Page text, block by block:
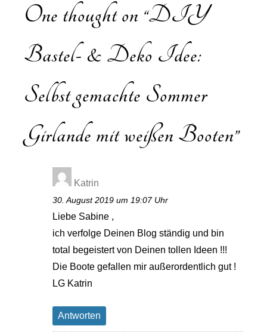
One thought on “DIY
Bastel- & Deko Idee:
Selbst gemachte Sommer
Girlande mit weißen Booten”
Katrin
30. August 2019 um 19:07 Uhr
Liebe Sabine ,
ich verfolge Deinen Blog ständig und bin
total begeistert von Deinen tollen Ideen !!!
Die Boote gefallen mir außerordentlich gut !
LG Katrin
Antworten